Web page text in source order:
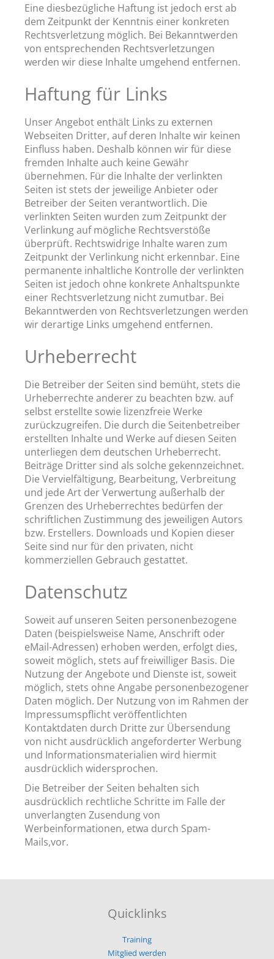
Eine diesbezügliche Haftung ist jedoch erst ab
dem Zeitpunkt der Kenntnis einer konkreten
Rechtsverletzung möglich. Bei Bekanntwerden
von entsprechenden Rechtsverletzungen
werden wir diese Inhalte umgehend entfernen.
Haftung für Links
Unser Angebot enthält Links zu externen
Webseiten Dritter, auf deren Inhalte wir keinen
Einfluss haben. Deshalb können wir für diese
fremden Inhalte auch keine Gewähr
übernehmen. Für die Inhalte der verlinkten
Seiten ist stets der jeweilige Anbieter oder
Betreiber der Seiten verantwortlich. Die
verlinkten Seiten wurden zum Zeitpunkt der
Verlinkung auf mögliche Rechtsverstöße
überprüft. Rechtswidrige Inhalte waren zum
Zeitpunkt der Verlinkung nicht erkennbar. Eine
permanente inhaltliche Kontrolle der verlinkten
Seiten ist jedoch ohne konkrete Anhaltspunkte
einer Rechtsverletzung nicht zumutbar. Bei
Bekanntwerden von Rechtsverletzungen werden
wir derartige Links umgehend entfernen.
Urheberrecht
Die Betreiber der Seiten sind bemüht, stets die
Urheberrechte anderer zu beachten bzw. auf
selbst erstellte sowie lizenzfreie Werke
zurückzugreifen. Die durch die Seitenbetreiber
erstellten Inhalte und Werke auf diesen Seiten
unterliegen dem deutschen Urheberrecht.
Beiträge Dritter sind als solche gekennzeichnet.
Die Vervielfältigung, Bearbeitung, Verbreitung
und jede Art der Verwertung außerhalb der
Grenzen des Urheberrechtes bedürfen der
schriftlichen Zustimmung des jeweiligen Autors
bzw. Erstellers. Downloads und Kopien dieser
Seite sind nur für den privaten, nicht
kommerziellen Gebrauch gestattet.
Datenschutz
Soweit auf unseren Seiten personenbezogene
Daten (beispielsweise Name, Anschrift oder
eMail-Adressen) erhoben werden, erfolgt dies,
soweit möglich, stets auf freiwilliger Basis. Die
Nutzung der Angebote und Dienste ist, soweit
möglich, stets ohne Angabe personenbezogener
Daten möglich. Der Nutzung von im Rahmen der
Impressumspflicht veröffentlichten
Kontaktdaten durch Dritte zur Übersendung
von nicht ausdrücklich angeforderter Werbung
und Informationsmaterialien wird hiermit
ausdrücklich widersprochen.
Die Betreiber der Seiten behalten sich
ausdrücklich rechtliche Schritte im Falle der
unverlangten Zusendung von
Werbeinformationen, etwa durch Spam-
Mails,vor.
Quicklinks
Training
Mitglied werden